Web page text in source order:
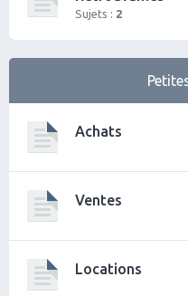
Sujets : 2
Achats
Ventes
Locations